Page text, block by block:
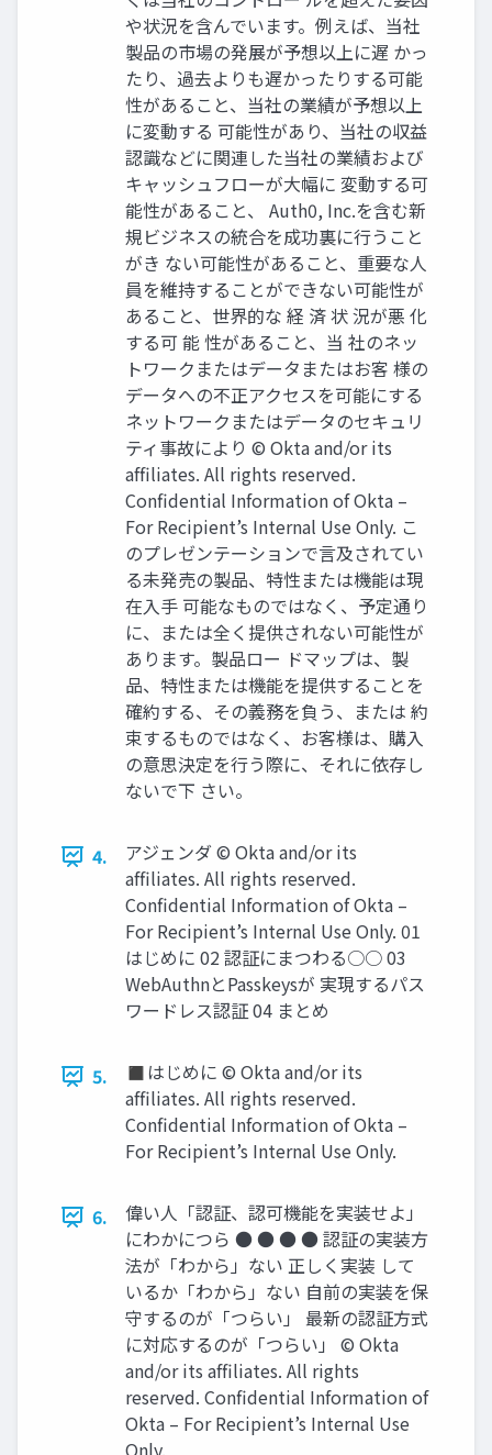
や状況を含んでいます。例えば、当社
製品の市場の発展が予想以上に遅 かっ
たり、過去よりも遅かったりする可能
性があること、当社の業績が予想以上
に変動する 可能性があり、当社の収益
認識などに関連した当社の業績および
キャッシュフローが大幅に 変動する可
能性があること、 Auth0, Inc.を含む新
規ビジネスの統合を成功裏に行うこと
がき ない可能性があること、重要な人
員を維持することができない可能性が
あること、世界的な 経 済 状 況が悪 化
する可 能 性があること、当 社のネッ
トワークまたはデータまたはお客 様の
データへの不正アクセスを可能にする
ネットワークまたはデータのセキュリ
ティ事故により © Okta and/or its
afﬁliates. All rights reserved.
Conﬁdential Information of Okta –
For Recipient’s Internal Use Only. こ
のプレゼンテーションで言及されてい
る未発売の製品、特性または機能は現
在入手 可能なものではなく、予定通り
に、または全く提供されない可能性が
あります。製品ロー ドマップは、製
品、特性または機能を提供することを
確約する、その義務を負う、または 約
束するものではなく、お客様は、購入
の意思決定を行う際に、それに依存し
ないで下 さい。
4.
アジェンダ © Okta and/or its
afﬁliates. All rights reserved.
Conﬁdential Information of Okta –
For Recipient’s Internal Use Only. 01
はじめに 02 認証にまつわる○○ 03
WebAuthnとPasskeysが 実現するパス
ワードレス認証 04 まとめ
5.
◼はじめに © Okta and/or its
afﬁliates. All rights reserved.
Conﬁdential Information of Okta –
For Recipient’s Internal Use Only.
6.
偉い人「認証、認可機能を実装せよ」
にわかにつら ● ● ● ● 認証の実装⽅
法が「わから」ない 正しく実装 して
いるか「わから」ない ⾃前の実装を保
守するのが「つらい」 最新の認証⽅式
に対応するのが「つらい」 © Okta
and/or its afﬁliates. All rights
reserved. Conﬁdential Information of
Okta – For Recipient’s Internal Use